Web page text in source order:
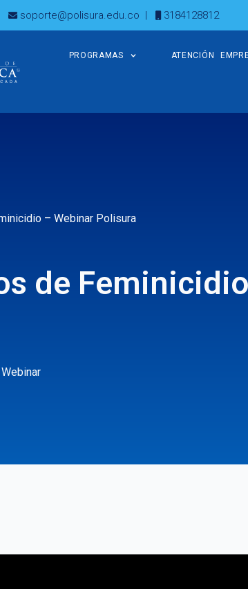
soporte@polisura.edu.co | 3184128812
PROGRAMAS ATENCIÓN
– Webinar Polisura
de
Webinar